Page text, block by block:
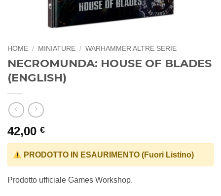
HOME / MINIATURE / WARHAMMER ALTRE SERIE
NECROMUNDA: HOUSE OF BLADES
(ENGLISH)
42,00 €
PRODOTTO IN ESAURIMENTO (Fuori Listino)
Prodotto ufficiale Games Workshop.